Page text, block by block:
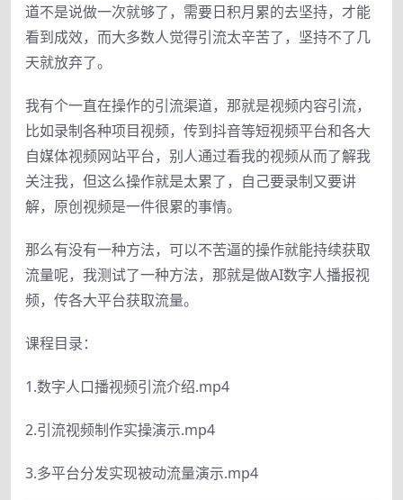
道不是说做一次就够了，需要日积月累的去坚持，才能
看到成效，而大多数人觉得引流太辛苦了，坚持不了几
天就放弃了。
我有个一直在操作的引流渠道，那就是视频内容引流，
比如录制各种项目视频，传到抖音等短视频平台和各大
自媒体视频网站平台，别人通过看我的视频从而了解我
关注我，但这么操作就是太累了，自己要录制又要讲
解，原创视频是一件很累的事情。
那么有没有一种方法，可以不苦逼的操作就能持续获取
流量呢，我测试了一种方法，那就是做AI数字人播报视
频，传各大平台获取流量。
课程目录：
1.数字人口播视频引流介绍.mp4
2.引流视频制作实操演示.mp4
3.多平台分发实现被动流量演示.mp4